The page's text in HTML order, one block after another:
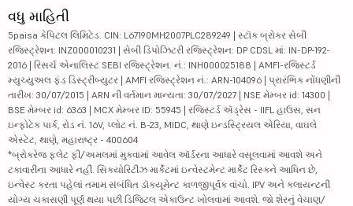
વધુ માહિતી
5paisa કેપિટલ લિમિટેડ. CIN: L67190MH2007PLC289249 | સ્ટૉક બ્રોકર સેબી
રજિસ્ટ્રેશન: INZ000010231 | સેબી ડિપોઝિટરી રજિસ્ટ્રેશન: DP CDSL માં: IN-DP-192-
2016 | રિસર્ચ એનાલિસ્ટ SEBI રજિસ્ટ્રેશન. નં.: INH000025188 | AMFI-રજિસ્ટર્ડ
મ્યુચ્યુઅલ ફંડ ડિસ્ટ્રીબ્યુટર | AMFI રજિસ્ટ્રેશન નં.: ARN-104096 | પ્રારંભિક નોંધણીની
તારીખ: 30/07/2015 | ARN ની વર્તમાન માન્યતા: 30/07/2027 | NSE મેમ્બર id: 14300 |
BSE મેમ્બર id: 6363 | MCX મેમ્બર ID: 55945 | રજિસ્ટર્ડ ઍડ્રેસ - IIFL હાઉસ, સન
ઇન્ફોટેક પાર્ક, રોડ નં. 16V, પ્લોટ નં. B-23, MIDC, થાણે ઇન્ડસ્ટ્રિયલ એરિયા, વાઘલે
એસ્ટેટ, થાણે, મહારાષ્ટ્ર - 400604
*બ્રોકરેજ ફ્લેટ ફી/અમલમાં મુકવામાં આવેલ ઑર્ડરના આધારે વસૂલવામાં આવશે અને
ટકાવારીના આધારે નહીં. સિક્યોરિટીઝ માર્કેટમાં ઇન્વેસ્ટમેન્ટ માર્કેટ રિસ્કને આધિન છે,
ઇન્વેસ્ટ કરતા પહેલાં તમામ સંબંધિત ડૉક્યૂમેન્ટ કાળજીપૂર્વક વાંચો. IPV અને ક્લાયન્ટની
યોગ્ય ચકાસણી પૂર્ણ થયા પછી ડિજિટલ એકાઉન્ટ ખોલવામાં આવશે. જો શેરનું વેચાણ/